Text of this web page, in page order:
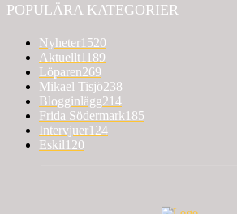
POPULÄRA KATEGORIER
Nyheter1520
Aktuellt1189
Löparen269
Mikael Tisjö238
Blogginlägg214
Frida Södermark185
Intervjuer124
Eskil120